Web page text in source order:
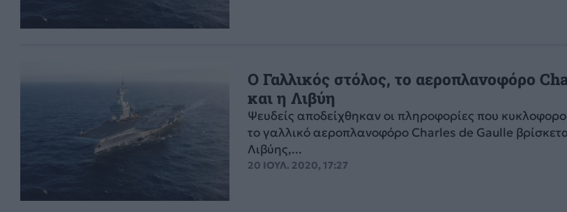
Ο Γαλλικός στόλος, το αεροπλανοφόρο
και η Λιβύη
Ψευδείς αποδείχθηκαν οι πληροφορίες που
το γαλλικό αεροπλανοφόρο Charles de Gaulle
Λιβύης,...
20 ΙΟΥΛ. 2020, 17:27